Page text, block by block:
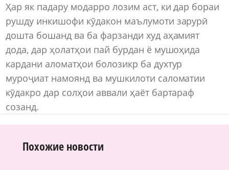
Ҳар як падару модарро лозим аст, ки дар бораи
рушду инкишофи кӯдакон маълумоти зарурӣ
дошта бошанд ва ба фарзанди худ аҳамият
дода, дар ҳолатҳои пай бурдан ё мушоҳида
кардани аломатҳои болозикр ба духтур
муроҷиат намоянд ва мушкилоти саломатии
кӯдакро дар солҳои аввали ҳаёт бартараф
созанд.
Похожие новости